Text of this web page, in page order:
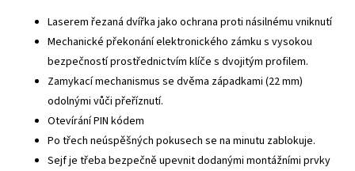
Laserem řezaná dvířka jako ochrana proti násilnému vniknutí
Mechanické překonání elektronického zámku s vysokou
bezpečností prostřednictvím klíče s dvojitým profilem.
Zamykací mechanismus se dvěma západkami (22 mm)
odolnými vůči přeříznutí.
Otevírání PIN kódem
Po třech neúspěšných pokusech se na minutu zablokuje.
Sejf je třeba bezpečně upevnit dodanými montážními prvky